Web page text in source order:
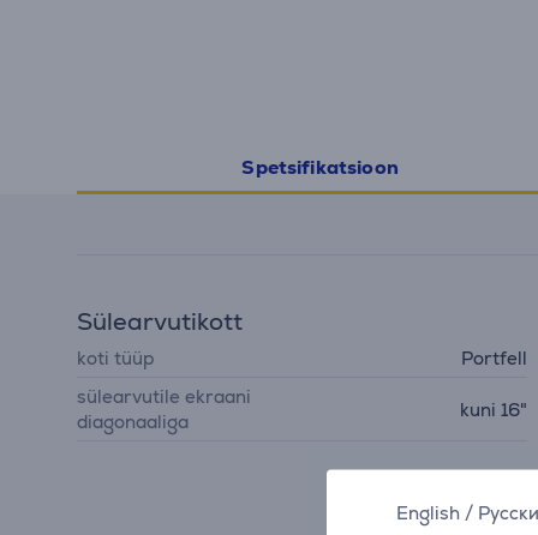
English /
Spetsifikatsioon
Sülearvutikott
koti tüüp
Portfell
sülearvutile ekraani
diagonaaliga
kuni 16"